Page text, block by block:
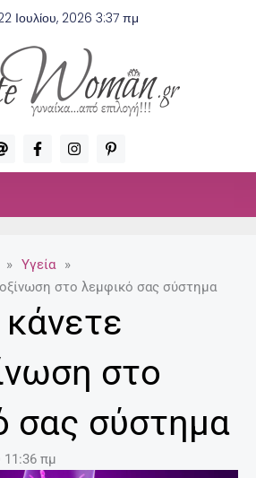
Ιουλίου, 2026 3:37 πμ
A
t
F
a
c
f
I
n
s
P
i
n
p
» Υγεία
»
στο λεμφικό σας σύστημα
στο
σας σύστημα
11:36 πμ